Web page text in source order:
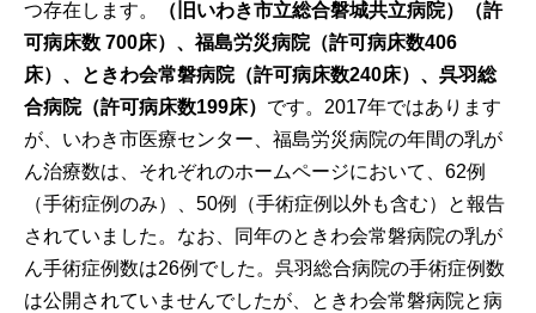
つ存在します。
（旧いわき市立総合磐城共立病院）（許
可病床数 700床）、福島労災病院（許可病床数406
床）、ときわ会常磐病院（許可病床数240床）、呉羽総
合病院（許可病床数199床） です。2017年ではあります
が、いわき市医療センター、福島労災病院の年間の乳が
ん治療数は、それぞれのホームページにおいて、62例
（手術症例のみ）、50例（手術症例以外も含む）と報告
されていました。なお、同年のときわ会常磐病院の乳が
ん手術症例数は26例でした。呉羽総合病院の手術症例数
は公開されていませんでしたが、ときわ会常磐病院と病